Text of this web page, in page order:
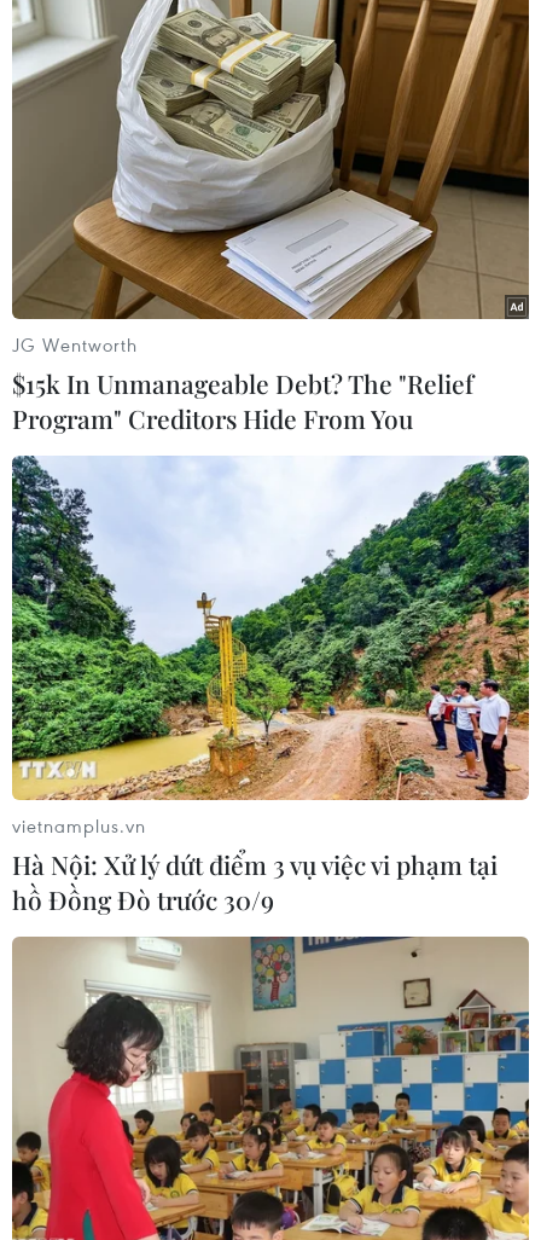
Theo dõi VietnamPlus
TIN CÙNG CHUYÊN MỤC
Đà Nẵng: Sôi nổi các hoạt
động giao lưu tại Lễ hội Việt Nam -
Hàn Quốc
09/08/2026 11:46
Sân khấu nghệ thuật thực cảnh
'đánh thức' vẻ đẹp huyền thoại vùng
hồ Nà Hang
09/08/2026 09:17
Hình thành ba vòng kiểm soát chặt
chẽ để nâng cao chất lượng ngành
xuất bản
09/08/2026 07:57
Nét duyên kín đáo trong trang phục
truyền thống của phụ nữ Sán Dìu
09/08/2026 07:18
JG Wentworth
$15k In Unmanageable Debt? The "Relief
Program" Creditors Hide From You
vietnamplus.vn
Hà Nội: Xử lý dứt điểm 3 vụ việc vi phạm tại
hồ Đồng Đò trước 30/9